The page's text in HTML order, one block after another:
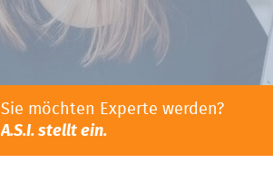
Sie möchten Experte werden?
A.S.I. stellt ein.